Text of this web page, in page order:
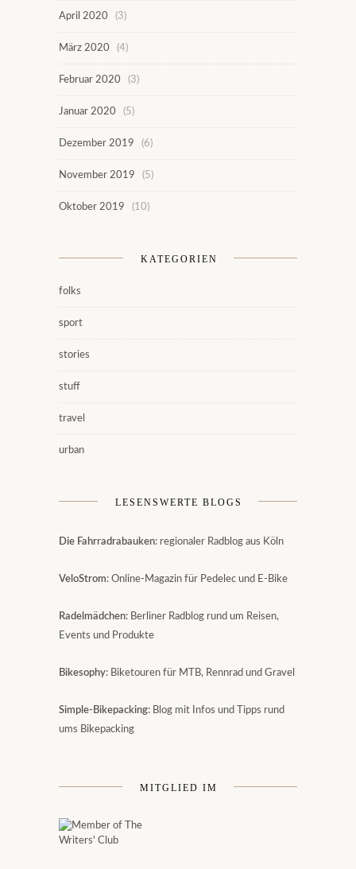
April 2020 (3)
März 2020 (4)
Februar 2020 (3)
Januar 2020 (5)
Dezember 2019 (6)
November 2019 (5)
Oktober 2019 (10)
KATEGORIEN
folks
sport
stories
stuff
travel
urban
LESENSWERTE BLOGS
Die Fahrradrabauken: regionaler Radblog aus Köln
VeloStrom: Online-Magazin für Pedelec und E-Bike
Radelmädchen: Berliner Radblog rund um Reisen,
Events und Produkte
Bikesophy: Biketouren für MTB, Rennrad und Gravel
Simple-Bikepacking: Blog mit Infos und Tipps rund
ums Bikepacking
MITGLIED IM